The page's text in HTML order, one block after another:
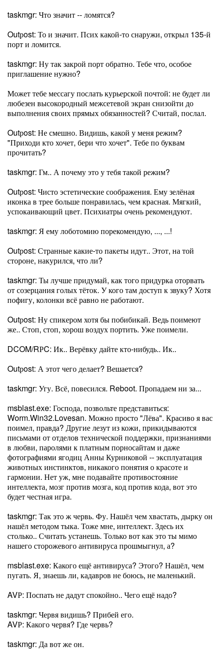
taskmgr: Что значит -- ломятся?
Outрost: То и значит. Псих какой-то снаружи, открыл 135-й
порт и ломится.
taskmgr: Ну так закрой порт обратно. Тебе что, особое
приглашение нужно?
Может тебе мессагу послать курьерской почтой: не будет ли
любезен высокородный межсетевой экран снизойти до
выполнения своих прямых обязанностей? Считай, послал.
Outрost: Не смешно. Видишь, какой у меня режим?
"Приходи кто хочет, бери что хочет". Тебе по буквам
прочитать?
taskmgr: Гм.. А почему это у тебя такой режим?
Outрost: Чисто эстетические соображения. Ему зелёная
иконка в трее больше понравилась, чем красная. Мягкий,
успокаивающий цвет. Психиатры очень рекомендуют.
taskmgr: Я ему лоботомию порекомендую, ..., ...!
Outрost: Странные какие-то пакеты идут.. Этот, на той
стороне, накурился, что ли?
taskmgr: Ты лучше придумай, как того придурка оторвать
от созерцания голых тёток. У кого там доступ к звуку? Хотя
пофигу, колонки всё равно не работают.
Outрost: Ну спикером хотя бы побибикай. Ведь поимеют
же.. Стоп, стоп, хорош воздух портить. Уже поимели.
DCOM/RРC: Ик.. Верёвку дайте кто-нибудь.. Ик..
Outрost: А этот чего делает? Вешается?
taskmgr: Угу. Всё, повесился. Reboot. Пропадаем ни за...
msblast.exe: Господа, позвольте представиться:
Worm.Win32.Lovesan. Можно просто "Лёва". Красиво я вас
поимел, правда? Другие лезут из кожи, прикидываются
письмами от отделов технической поддержки, признаниями
в любви, паролями к платным порносайтам и даже
фотографиями ягодиц Анны Курниковой -- эксплуатация
животных инстинктов, никакого понятия о красоте и
гармонии. Нет уж, мне подавайте противостояние
интеллекта, мозг против мозга, код против кода, вот это
будет честная игра.
taskmgr: Так это ж червь. Фу. Нашёл чем хвастать, дырку он
нашёл методом тыка. Тоже мне, интеллект. Здесь их
столько.. Считать устанешь. Только вот как это ты мимо
нашего сторожевого антивируса прошмыгнул, а?
msblast.exe: Какого ещё антивируса? Этого? Нашёл, чем
пугать. Я, знаешь ли, кадавров не боюсь, не маленький.
AVР: Поспать не дадут спокойно.. Чего ещё надо?
taskmgr: Червя видишь? Прибей его.
AVР: Какого червя? Где червь?
taskmgr: Да вот же он.